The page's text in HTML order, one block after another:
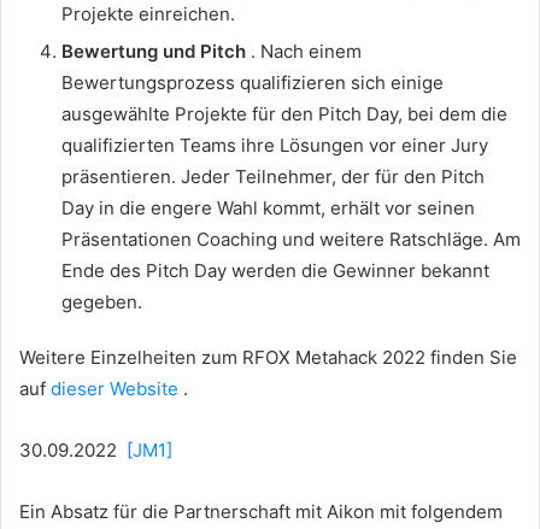
Projekte einreichen.
Bewertung und Pitch . Nach einem
Bewertungsprozess qualifizieren sich einige
ausgewählte Projekte für den Pitch Day, bei dem die
qualifizierten Teams ihre Lösungen vor einer Jury
präsentieren. Jeder Teilnehmer, der für den Pitch
Day in die engere Wahl kommt, erhält vor seinen
Präsentationen Coaching und weitere Ratschläge. Am
Ende des Pitch Day werden die Gewinner bekannt
gegeben.
Weitere Einzelheiten zum RFOX Metahack 2022 finden Sie
auf dieser Website .
30.09.2022 [JM1]
Ein Absatz für die Partnerschaft mit Aikon mit folgendem